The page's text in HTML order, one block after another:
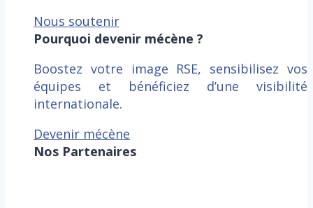
Nous soutenir
Pourquoi devenir mécène ?
Boostez votre image RSE, sensibilisez vos
équipes et bénéficiez d’une visibilité
internationale.
Devenir mécène
Nos Partenaires